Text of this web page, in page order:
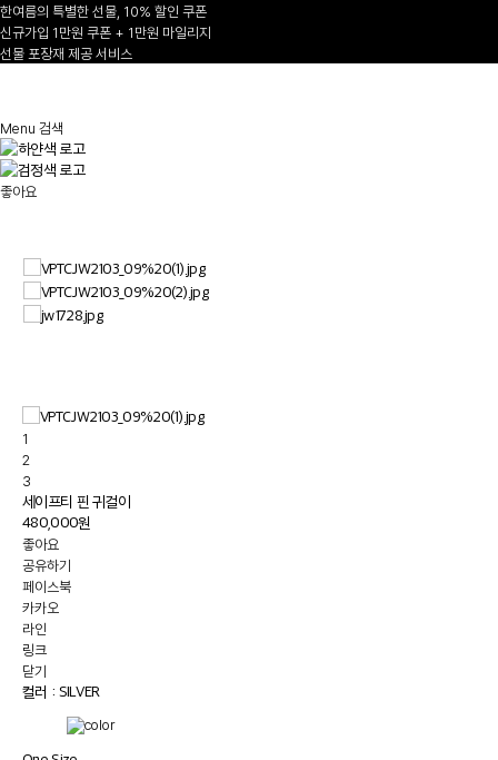
한여름의 특별한 선물, 10% 할인 쿠폰
신규가입 1만원 쿠폰 + 1만원 마일리지
선물 포장재 제공 서비스
Menu 검색
좋아요
1
2
3
세이프티 핀 귀걸이
480,000원
좋아요
공유하기
페이스북
카카오
라인
링크
닫기
컬러 : SILVER